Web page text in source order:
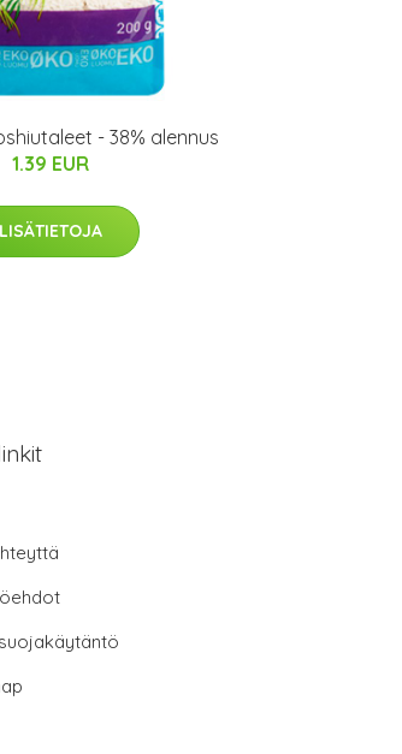
- 38% alennus
1.39 EUR
LISÄTIETOJA